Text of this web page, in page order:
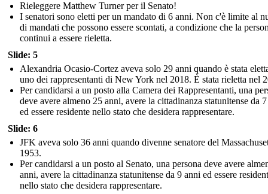
Rieleggere Matthew Turner per il Senato!
I senatori sono eletti per un mandato di 6 anni. Non c'è limite al
di mandati che possono essere scontati, a condizione che la
continui a essere rieletta.
Slide: 5
Alexandria Ocasio-Cortez aveva solo 29 anni quando è stata
uno dei rappresentanti di New York nel 2018. È stata rieletta nel
Per candidarsi a un posto alla Camera dei Rappresentanti, una
deve avere almeno 25 anni, avere la cittadinanza statunitense da
ed essere residente nello stato che desidera rappresentare.
Slide: 6
JFK aveva solo 36 anni quando divenne senatore del
1953.
Per candidarsi a un posto al Senato, una persona deve avere
anni, avere la cittadinanza statunitense da 9 anni ed essere
nello stato che desidera rappresentare.